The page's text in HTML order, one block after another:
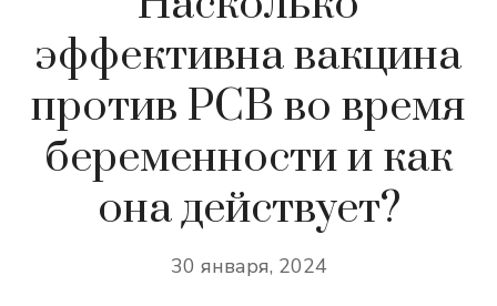
эффективна вакцина
против РСВ во время
беременности и как
она действует?
30 января, 2024